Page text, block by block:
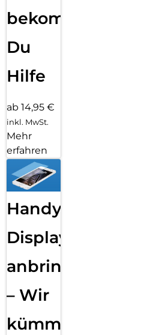
bekommst
Du
Hilfe
ab 14,95 €
inkl. MwSt.
Mehr
erfahren
Handy
Displayfolie
anbringen
– Wir
kümmern